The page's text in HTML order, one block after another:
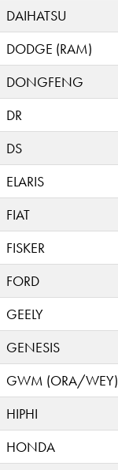
DAIHATSU
DODGE (RAM)
DONGFENG
DR
DS
ELARIS
FIAT
FISKER
FORD
GEELY
GENESIS
GWM (ORA/WEY)
HIPHI
HONDA